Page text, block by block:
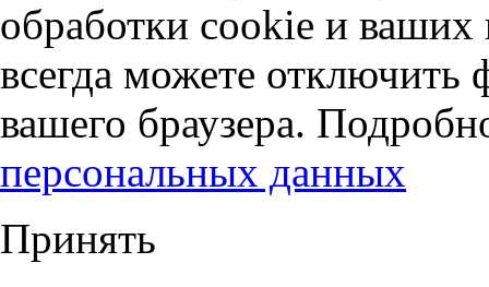
обработки cookie и
всегда можете отключить
вашего браузера.
персональных данных
Принять